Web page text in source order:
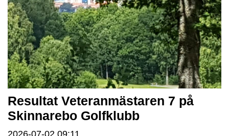
Resultat Veteranmästaren 7 på
Skinnarebo Golfklubb